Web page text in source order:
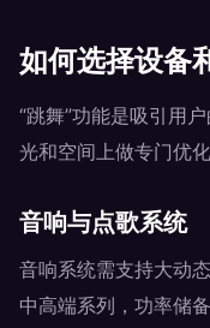
如何选择设备
“跳舞”功能是吸引用
光和空间上做专门优化
音响与点歌系统
音响系统需支持大动
中高端系列，功率储